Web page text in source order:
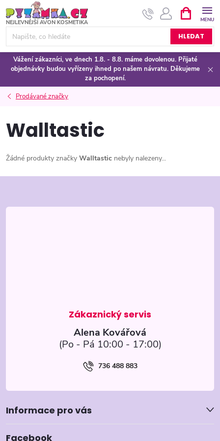
na
obsah
HLEDAT
NÁKUPNÍ
KOŠÍK
Vážení zákazníci, ve dnech 1.8. - 8.8. máme dovolenou. Přijaté
objednávky budou vyřízeny ihned po našem návratu. Děkujeme
za pochopení.
Prodávané značky
Walltastic
Žádné produkty značky Walltastic nebyly nalezeny...
á
Alena Kovářová
736 488 883
Informace pro vás
Facebook